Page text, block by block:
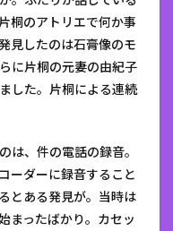
桐のアトリエで何か事
見したのは石膏像のモ
に片桐の元妻の由紀子
した。片桐による連続
は、件の電話の録音。
ーダーに録音すること
とある発見が。当時は
まったばかり。カセッ